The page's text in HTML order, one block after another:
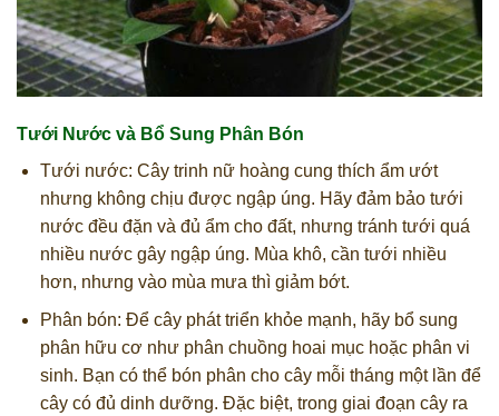
Tưới Nước và Bổ Sung Phân Bón
Tưới nước: Cây trinh nữ hoàng cung thích ẩm ướt
nhưng không chịu được ngập úng. Hãy đảm bảo tưới
nước đều đặn và đủ ẩm cho đất, nhưng tránh tưới quá
nhiều nước gây ngập úng. Mùa khô, cần tưới nhiều
hơn, nhưng vào mùa mưa thì giảm bớt.
Phân bón: Để cây phát triển khỏe mạnh, hãy bổ sung
phân hữu cơ như phân chuồng hoai mục hoặc phân vi
sinh. Bạn có thể bón phân cho cây mỗi tháng một lần để
cây có đủ dinh dưỡng. Đặc biệt, trong giai đoạn cây ra